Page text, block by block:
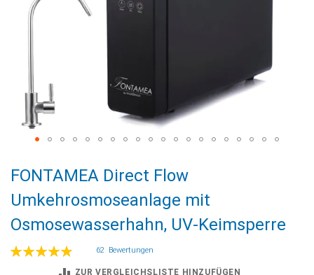
Anfang
der
Bildgalerie
springen
FONTAMEA Direct Flow
Umkehrosmoseanlage mit
Osmosewasserhahn, UV-Keimsperre
Bewertung:
62 Bewertungen
ZUR VERGLEICHSLISTE HINZUFÜGEN